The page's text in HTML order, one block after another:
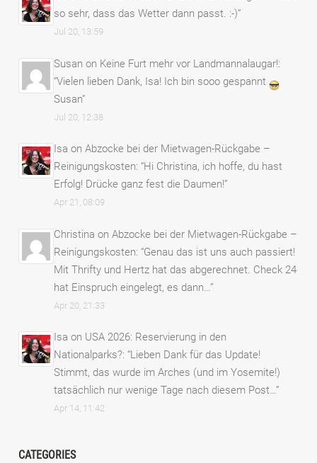
so sehr, dass das Wetter dann passt. :-)”
Jul 20, 13:59
Susan on Keine Furt mehr vor Landmannalaugar!:
“Vielen lieben Dank, Isa! Ich bin sooo gespannt
Susan”
Jul 20, 12:38
Isa onAbzocke bei der Mietwagen-Rückgabe –
Reinigungskosten: “Hi Christina, ich hoffe, du hast
Erfolg! Drücke ganz fest die Daumen!”
Apr 21, 08:09
Christina onAbzocke bei der Mietwagen-Rückgabe –
Reinigungskosten: “Genau das ist uns auch passiert!
Mit Thrifty und Hertz hat das abgerechnet. Check 24
hat Einspruch eingelegt, es dann…”
Apr 20, 21:33
Isa on USA 2026: Reservierung in den
Nationalparks?: “Lieben Dank für das Update!
Stimmt, das wurde im Arches (und im Yosemite!)
tatsächlich nur wenige Tage nach diesem Post…”
Apr 14, 11:42
CATEGORIES